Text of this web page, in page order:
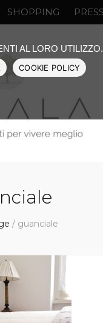
SHOPPING PRESS
/ guanciale
AL LORO
COOKIE POLICY